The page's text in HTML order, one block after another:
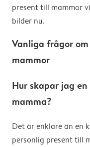
present till mammor
bilder nu.
Vanliga frågor
mammor
Hur skapar jag
mamma?
Det är enklare än en
personlig present till